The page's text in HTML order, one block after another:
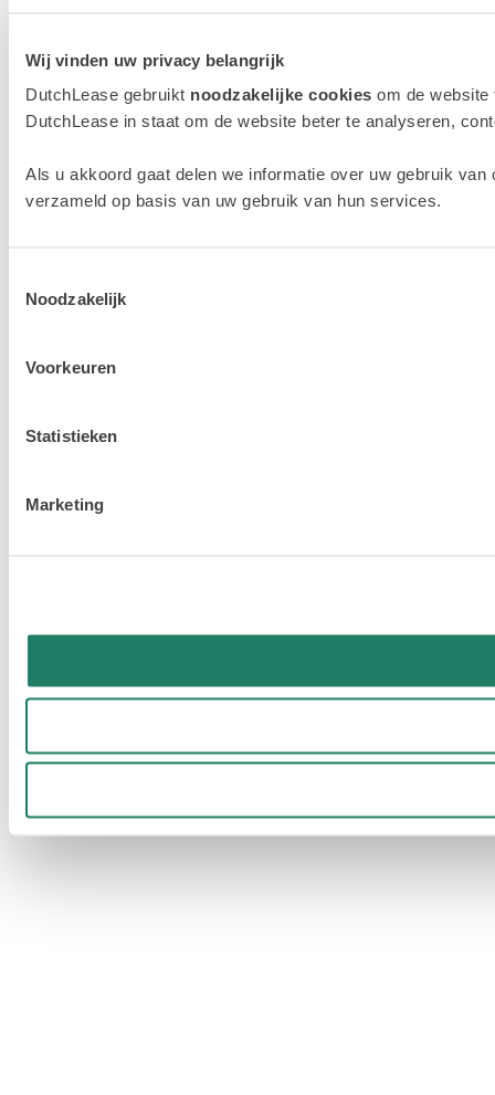
Wij vinden uw privacy belangrijk
DutchLease gebruikt noodzakelijke cookies om de
DutchLease in staat om de website beter te analyseren,
Als u akkoord gaat delen we informatie over uw gebruik
verzameld op basis van uw gebruik van hun services.
Noodzakelijk
Voorkeuren
Statistieken
Marketing